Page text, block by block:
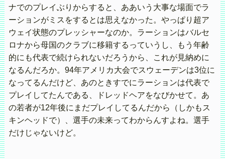
ナでのプレイぶりからすると、ああいう大事な場面でラ
ーションがミスをするとは思えなかった。やっぱり超ア
ウェイ状態のプレッシャーなのか。ラーションはバルセ
ロナから母国のクラブに移籍するっていうし、もう年齢
的にも代表で続けられないだろうから、これが見納めに
なるんだろか。94年アメリカ大会でスウェーデンは3位に
なってるんだけど、あのときすでにラーションは代表で
プレイしてたんである、ドレッドヘアをなびかせて。あ
の若者が12年後にまだプレイしてるんだから（しかもス
キンヘッドで）、選手の未来ってわからんすよね。選手
だけじゃないけど。